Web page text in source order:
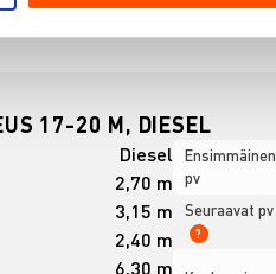
17-20 M, DIESEL
Diesel
2,70 m
3,15 m
2,40 m
6,30 m
Ensimmäinen
pv
Seuraavat pv
?